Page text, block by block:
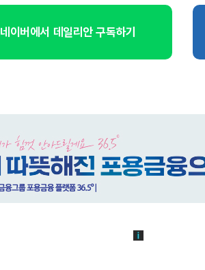
네이버에서 데일리안 구독하기